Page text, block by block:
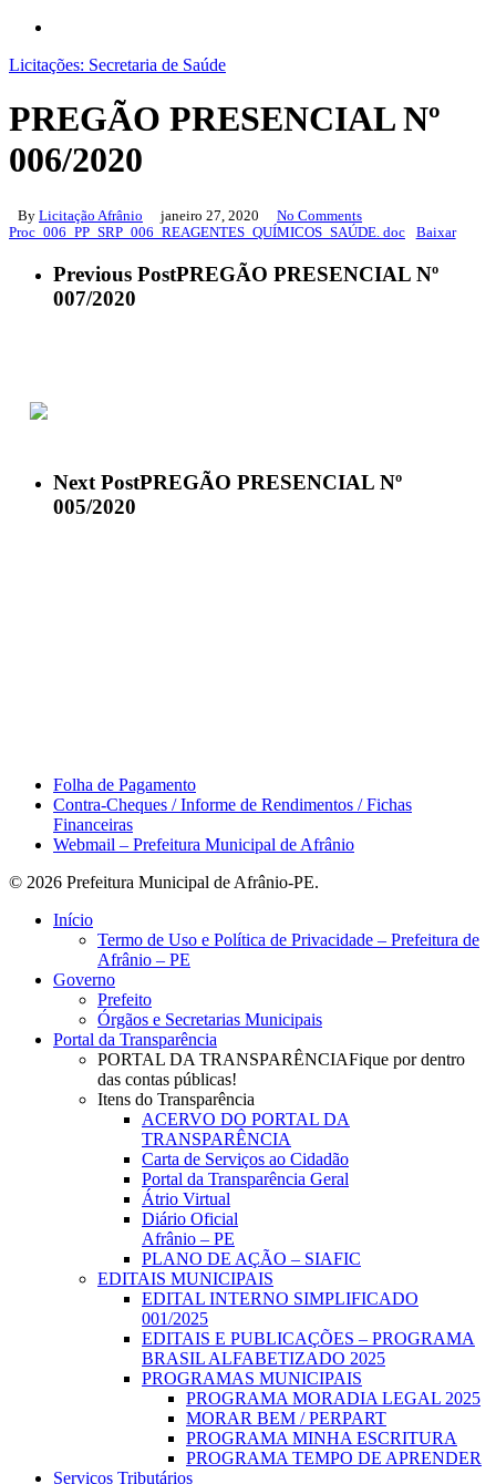
Licitações: Secretaria de Saúde
PREGÃO PRESENCIAL Nº
006/2020
By Licitação Afrânio janeiro 27, 2020 No Comments
Proc_006_PP_SRP_006_REAGENTES_QUÍMICOS_SAÚDE. doc Baixar
Previous PostPREGÃO PRESENCIAL Nº
007/2020
Next PostPREGÃO PRESENCIAL Nº
005/2020
Folha de Pagamento
Contra-Cheques / Informe de Rendimentos / Fichas
Financeiras
Webmail – Prefeitura Municipal de Afrânio
© 2026 Prefeitura Municipal de Afrânio-PE.
Close
Início
Termo de Uso e Política de Privacidade – Prefeitura de
Afrânio – PE
Governo
Prefeito
Órgãos e Secretarias Municipais
Portal da Transparência
PORTAL DA TRANSPARÊNCIAFique por dentro
das contas públicas!
Itens do Transparência
ACERVO DO PORTAL DA
TRANSPARÊNCIA
Carta de Serviços ao Cidadão
Portal da Transparência Geral
Átrio Virtual
Diário Oficial
Afrânio – PE
PLANO DE AÇÃO – SIAFIC
EDITAIS MUNICIPAIS
EDITAL INTERNO SIMPLIFICADO
001/2025
EDITAIS E PUBLICAÇÕES – PROGRAMA
BRASIL ALFABETIZADO 2025
PROGRAMAS MUNICIPAIS
PROGRAMA MORADIA LEGAL 2025
MORAR BEM / PERPART
PROGRAMA MINHA ESCRITURA
PROGRAMA TEMPO DE APRENDER
Serviços Tributários